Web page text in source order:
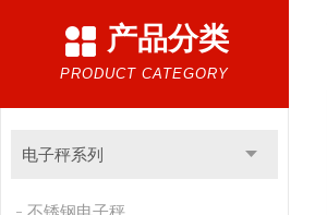
产品分类
PRODUCT CATEGORY
电子秤系列
不锈钢电子秤